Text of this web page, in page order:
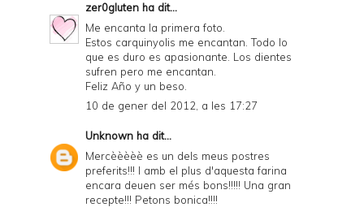
n
d
P
D
F
zer0gluten ha dit...
Me encanta la primera foto.
Estos carquinyolis me encantan. Todo lo
que es duro es apasionante. Los dientes
sufren pero me encantan.
Feliz Año y un beso.
10 de gener del 2012, a les 17:27
Unknown ha dit...
Mercèèèèè es un dels meus postres
preferits!!! I amb el plus d'aquesta farina
encara deuen ser més bons!!!!! Una gran
recepte!!! Petons bonica!!!!